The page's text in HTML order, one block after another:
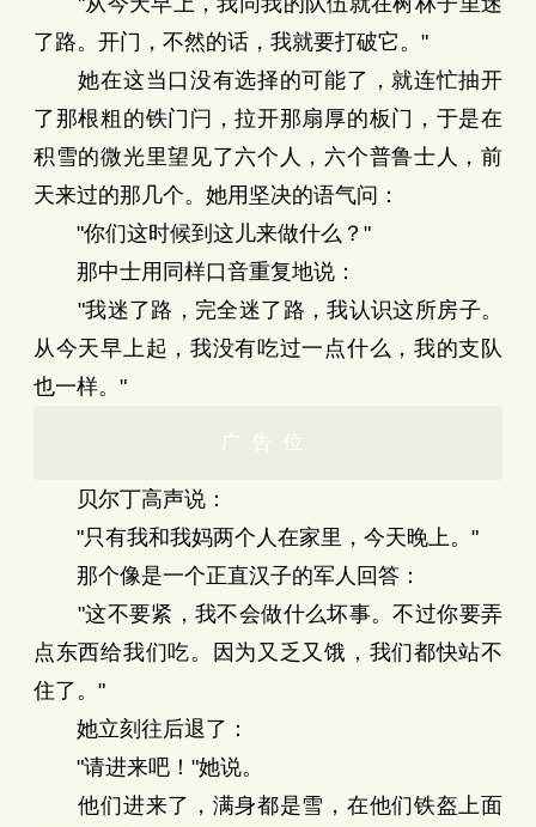
了路。开门，不然的话，我就要打破它。"
她在这当口没有选择的可能了，就连忙抽开
了那根粗的铁门闩，拉开那扇厚的板门，于是在
积雪的微光里望见了六个人，六个普鲁士人，前
天来过的那几个。她用坚决的语气问：
"你们这时候到这儿来做什么？"
那中士用同样口音重复地说：
"我迷了路，完全迷了路，我认识这所房子。
从今天早上起，我没有吃过一点什么，我的支队
也一样。"
广告位
贝尔丁高声说：
"只有我和我妈两个人在家里，今天晚上。"
那个像是一个正直汉子的军人回答：
"这不要紧，我不会做什么坏事。不过你要弄
点东西给我们吃。因为又乏又饿，我们都快站不
住了。"
她立刻往后退了：
"请进来吧！"她说。
他们进来了，满身都是雪，在他们铁盔上面